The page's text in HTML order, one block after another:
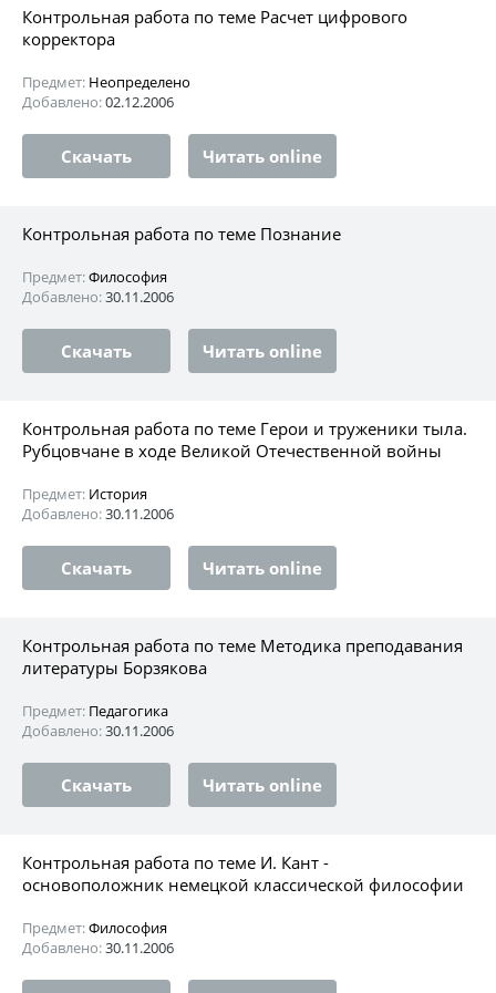
Контрольная работа по теме Расчет цифрового
корректора
Предмет: Неопределено
Добавлено:02.12.2006
Скачать Читать online
Контрольная работа по теме Познание
Предмет:Философия
Добавлено:30.11.2006
Скачать Читать online
Контрольная работа по теме Герои и труженики тыла.
Рубцовчане в ходе Великой Отечественной войны
Предмет: История
Добавлено:30.11.2006
Скачать Читать online
Контрольная работа по теме Методика преподавания
литературы Борзякова
Предмет: Педагогика
Добавлено:30.11.2006
Скачать Читать online
Контрольная работа по теме И. Кант -
основоположник немецкой классической философии
Предмет:Философия
Добавлено:30.11.2006